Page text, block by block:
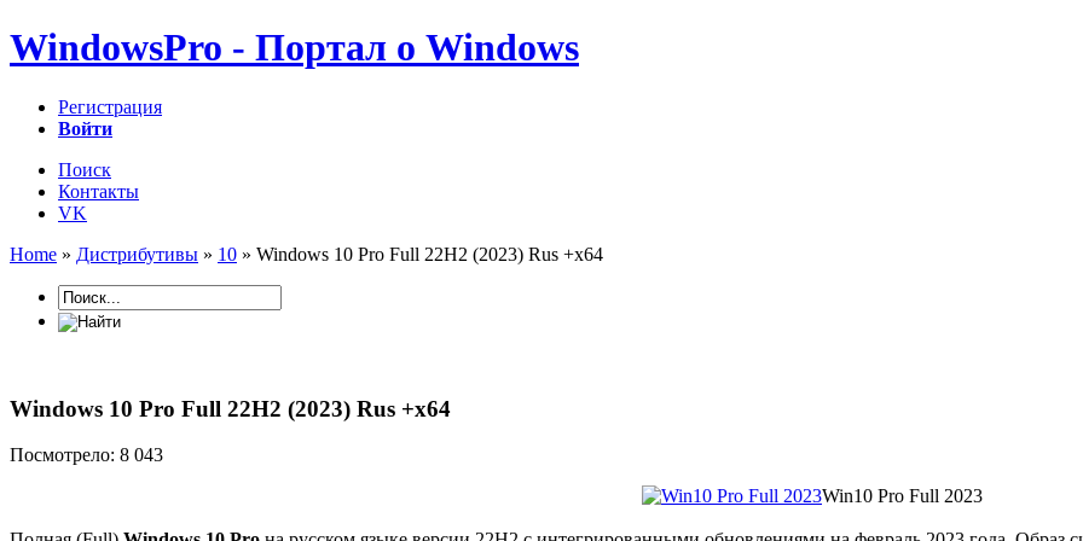
WindowsPro - Портал о Windows
Регистрация
Войти
Поиск
Контакты
VK
Home » Дистрибутивы » 10 » Windows 10 Pro Full 22H2 (2023) Rus +x64
Windows 10 Pro Full 22H2 (2023) Rus +x64
Посмотрело: 8 043
Win10 Pro Full 2023